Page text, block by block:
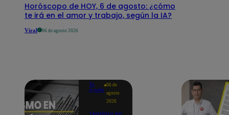
Horóscopo de HOY, 6 de agosto: ¿cómo
te irá en el amor y trabajo, según la IA?
Viral 06 de agosto 2026
Te
ayudo
06 de
agosto
2026